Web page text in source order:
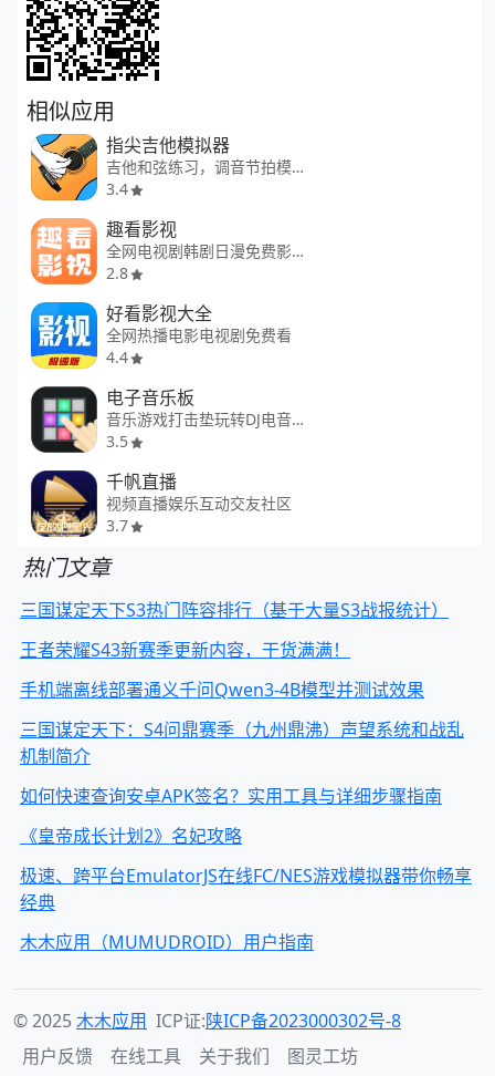
相似应用
指尖吉他模拟器
吉他和弦练习，调音节拍模拟
3.4
趣看影视
全网电视剧韩剧日漫免费影视大全
2.8
好看影视大全
全网热播电影电视剧免费看
4.4
电子音乐板
音乐游戏打击垫玩转DJ电音创作
3.5
千帆直播
视频直播娱乐互动交友社区
3.7
热门文章
三国谋定天下S3热门阵容排行（基于大量S3战报统计）
王者荣耀S43新赛季更新内容，干货满满！
手机端离线部署通义千问Qwen3-4B模型并测试效果
三国谋定天下：S4问鼎赛季（九州鼎沸）声望系统和战乱
机制简介
如何快速查询安卓APK签名？实用工具与详细步骤指南
《皇帝成长计划2》名妃攻略
极速、跨平台EmulatorJS在线FC/NES游戏模拟器带你畅享
经典
木木应用（MUMUDROID）用户指南
© 2025木木应用 ICP证:陕ICP备2023000302号-8
用户反馈
在线工具 关于我们 图灵工坊